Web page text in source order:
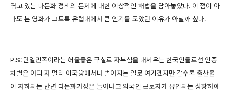
겪고 있는 다문화 정책의 문제에 대한 이상적인 해법을 담아놓았다. 이 점이 아
마도 본 영화가 그토록 유럽내에서 큰 인기를 모았던 이유가 아닐까 싶다.
P.S: 단일민족이라는 허울좋은 구실로 자부심을 내세우는 한국인들로선 인종
차별은 어디 저 멀리 이국땅에서나 벌어지는 일로 여기겠지만 갈수록 출산율
이 저하되는 반면 다문화가정은 늘어나고 외국인 근로자가 유입되는 상황하에